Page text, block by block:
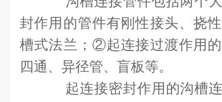
封作用的管件有刚性接头、挠
槽式法兰；②起连接过渡作用
四通、异径管、盲板等。
起连接密封作用的沟槽